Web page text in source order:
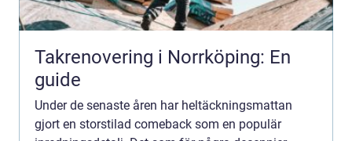
Takrenovering i Norrköping: En
guide
Under de senaste åren har heltäckningsmattan
gjort en storstilad comeback som en populär